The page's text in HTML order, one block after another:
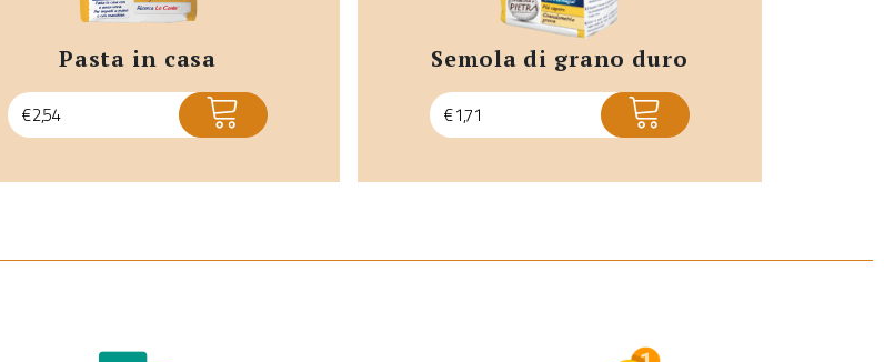
pasta in casa
€2,54 ACQUISTA
semola di grano duro
€1,71 ACQUISTA